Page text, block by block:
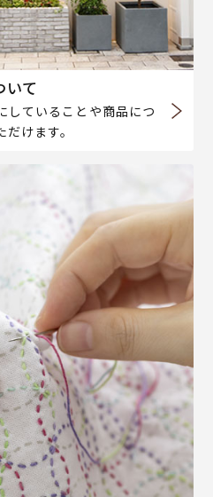
て
していることや商品につ
けます。